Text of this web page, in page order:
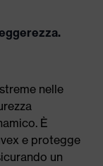
nelle
È
e protegge
un